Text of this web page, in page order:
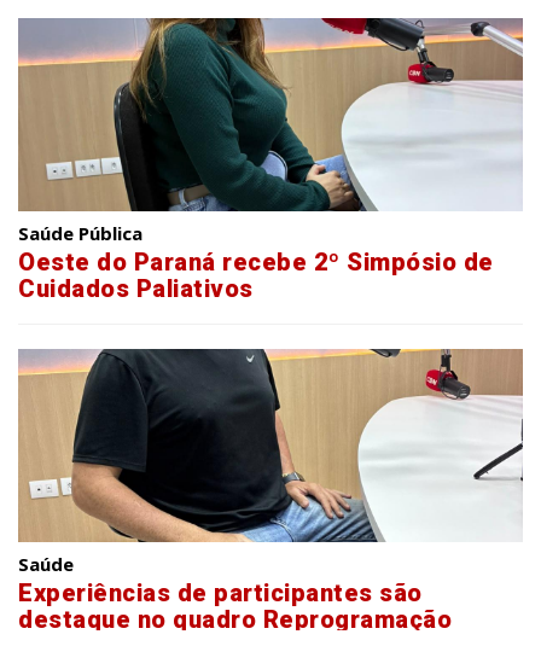
Saúde Pública
Oeste do Paraná recebe 2º Simpósio de
Cuidados Paliativos
Saúde
Experiências de participantes são
destaque no quadro Reprogramação